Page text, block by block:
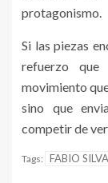
protagonismo.
Si las piezas
refuerzo que
movimiento
sino que
competir de
Tags: FABIO SILVA